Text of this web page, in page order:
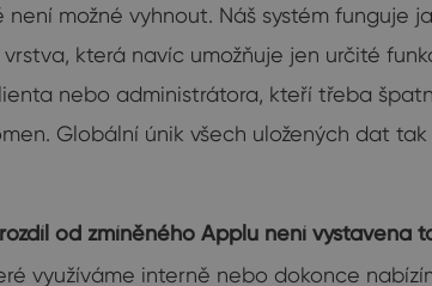
možné vyhnout. Náš systém funguje
která navíc umožňuje jen určité
nebo administrátora, kteří třeba
Globální únik všech uložených dat
od zmíněného Applu není vystavena
využíváme interně nebo dokonce